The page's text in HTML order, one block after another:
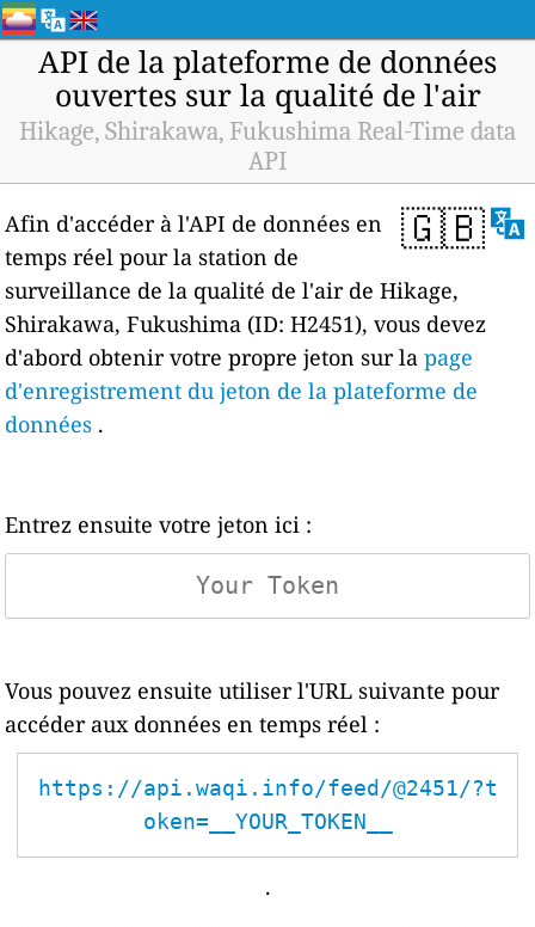
API de la plateforme de données
ouvertes sur la qualité de l'air
Hikage, Shirakawa, Fukushima Real-Time data
API
🇬🇧
Afin d'accéder à l'API de données en
temps réel pour la station de
surveillance de la qualité de l'air de Hikage,
Shirakawa, Fukushima (ID: H2451), vous devez
d'abord obtenir votre propre jeton sur lapage
d'enregistrement du jeton de la plateforme de
données .
Entrez ensuite votre jeton ici :
Vous pouvez ensuite utiliser l'URL suivante pour
accéder aux données en temps réel :
https://api.waqi.info/feed/@2451/?t
oken=__YOUR_TOKEN__
.